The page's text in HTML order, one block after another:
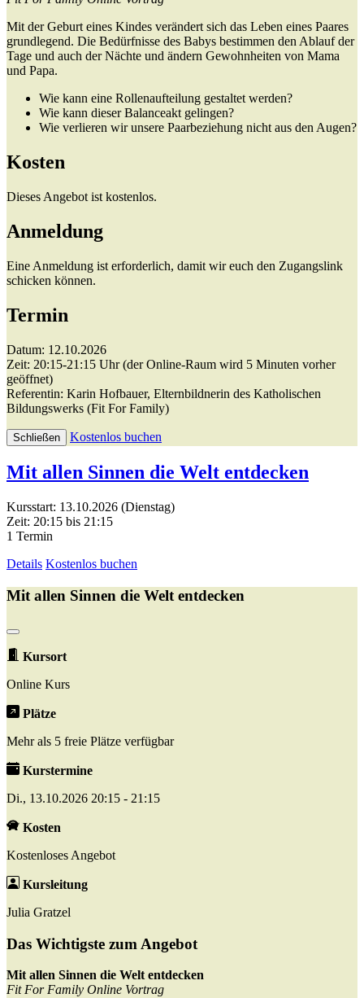
Mit der Geburt eines Kindes verändert sich das Leben eines Paares
grundlegend. Die Bedürfnisse des Babys bestimmen den Ablauf der
Tage und auch der Nächte und ändern Gewohnheiten von Mama
und Papa.
Wie kann eine Rollenaufteilung gestaltet werden?
Wie kann dieser Balanceakt gelingen?
Wie verlieren wir unsere Paarbeziehung nicht aus den Augen?
Kosten
Dieses Angebot ist kostenlos.
Anmeldung
Eine Anmeldung ist erforderlich, damit wir euch den Zugangslink
schicken können.
Termin
Datum: 12.10.2026
Zeit: 20:15-21:15 Uhr (der Online-Raum wird 5 Minuten vorher
geöffnet)
Referentin: Karin Hofbauer, Elternbildnerin des Katholischen
Bildungswerks (Fit For Family)
Schließen Kostenlos buchen
Mit allen Sinnen die Welt entdecken
Kursstart: 13.10.2026 (Dienstag)
Zeit: 20:15 bis 21:15
1 Termin
Details Kostenlos buchen
Mit allen Sinnen die Welt entdecken
Kursort
Online Kurs
Plätze
Mehr als 5 freie Plätze verfügbar
Kurstermine
Di., 13.10.2026 20:15 - 21:15
Kosten
Kostenloses Angebot
Kursleitung
Julia Gratzel
Das Wichtigste zum Angebot
Mit allen Sinnen die Welt entdecken
Fit For Family Online Vortrag